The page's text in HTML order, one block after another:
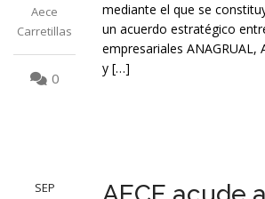
Aece
Carretillas
0
mediante el que se
un acuerdo estratégico
empresariales ANAGRUAL,
y […]
SEP